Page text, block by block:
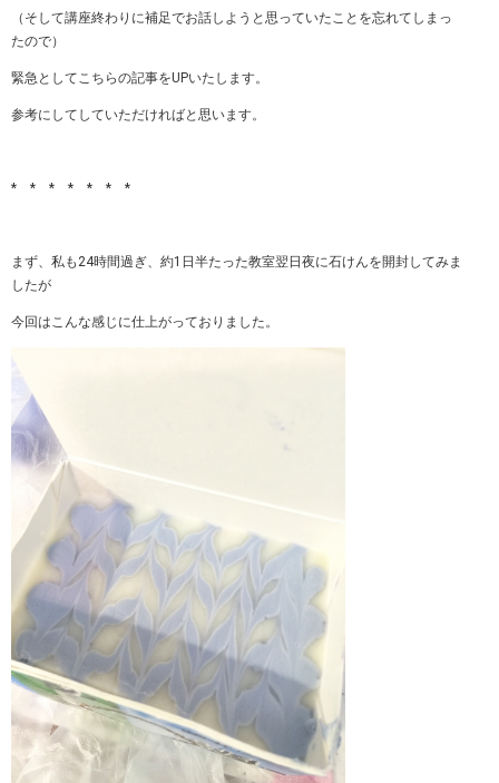
（そして講座終わりに補足でお話しようと思っていたことを忘れてしまっ
たので）
緊急としてこちらの記事をUPいたします。
参考にしてしていただければと思います。
* * * * * * *
まず、私も24時間過ぎ、約1日半たった教室翌日夜に石けんを開封してみま
したが
今回はこんな感じに仕上がっておりました。